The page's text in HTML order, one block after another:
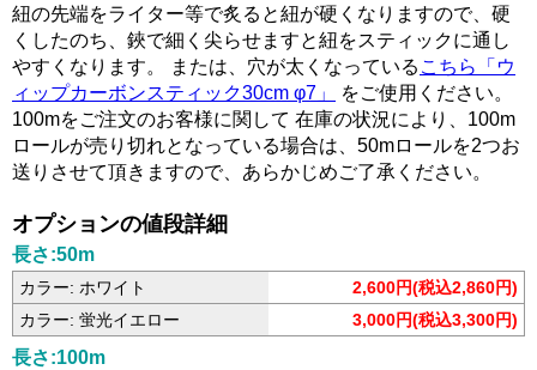
紐の先端をライター等で炙ると紐が硬くなりますので、硬
くしたのち、鋏で細く尖らせますと紐をスティックに通し
やすくなります。 または、穴が太くなっている こちら「ウ
ィップカーボンスティック30cm φ7」
をご使用ください。
100mをご注文のお客様に関して 在庫の状況により、100m
ロールが売り切れとなっている場合は、50mロールを2つお
送りさせて頂きますので、あらかじめご了承ください。
オプションの値段詳細
長さ:50m
カラー: ホワイト
2,600円(税込2,860円)
カラー: 蛍光イエロー
3,000円(税込3,300円)
長さ:100m